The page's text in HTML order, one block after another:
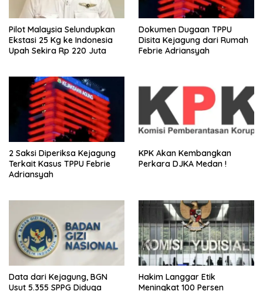
Pilot Malaysia Selundupkan
Ekstasi 25 Kg ke Indonesia
Upah Sekira Rp 220 Juta
Dokumen Dugaan TPPU
Disita Kejagung dari Rumah
Febrie Adriansyah
2 Saksi Diperiksa Kejagung
Terkait Kasus TPPU Febrie
Adriansyah
KPK Akan Kembangkan
Perkara DJKA Medan !
Data dari Kejagung, BGN
Usut 5.355 SPPG Diduga
Hakim Langgar Etik
Meningkat 100 Persen